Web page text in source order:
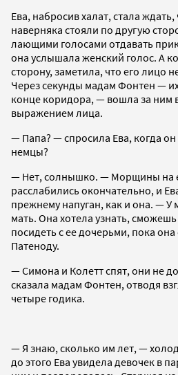
Ева, набросив халат, стала
наверняка стояли по другую
лающими голосами отдавать
она услышала женский голос. А
сторону, заметила, что его лицо
Через секунды мадам Фонтен —
конце коридора, — вошла за ним
выражением лица.
— Папа? — спросила Ева, когда
немцы?
— Нет, солнышко. — Морщины на
расслабились окончательно, и
прежнему напуган, как и она. —
мать. Она хотела узнать,
посидеть с ее дочерьми, пока она
Патеноду.
— Симона и Колетт спят, они не
сказала мадам Фонтен, отводя
четыре годика.
— Я знаю, сколько им лет, —
до этого Ева увидела девочек в